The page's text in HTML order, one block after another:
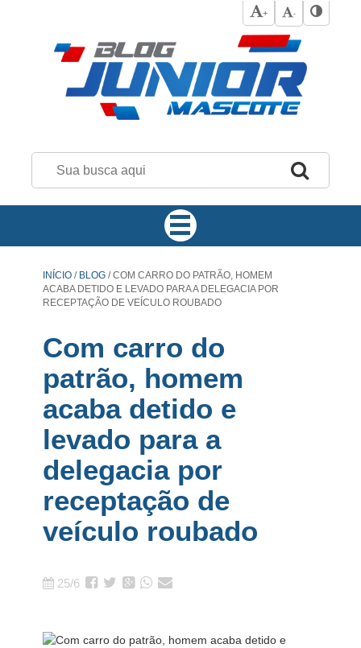
+ -
INÍCIO / BLOG /COM CARRO DO PATRÃO, HOMEM
ACABA DETIDO E LEVADO PARA A DELEGACIA POR
RECEPTAÇÃO DE VEÍCULO ROUBADO
Com carro do
patrão, homem
acaba detido e
levado para a
delegacia por
receptação de
veículo roubado
25/6